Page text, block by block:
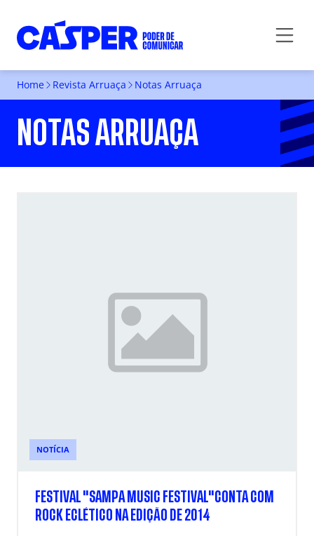
Home Revista Arruaça Notas Arruaça
NOTAS ARRUAÇA
NOTÍCIA
FESTIVAL "SAMPA MUSIC FESTIVAL"CONTA COM
ROCK ECLÉTICO NA EDIÇÃO DE 2014